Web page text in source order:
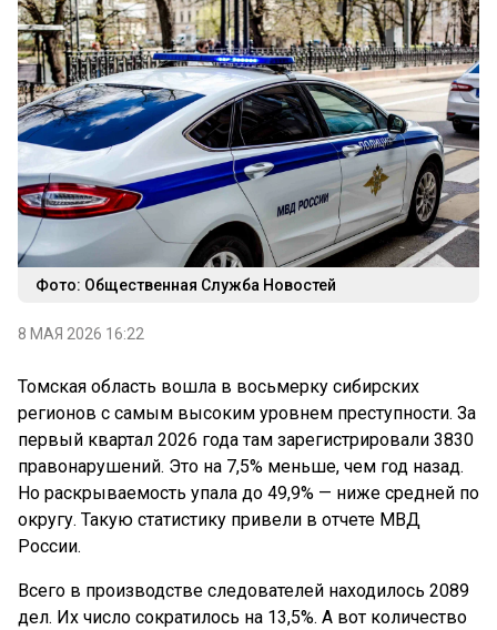
Фото: Общественная Служба Новостей
8 МАЯ 2026 16:22
Томская область вошла в восьмерку сибирских
регионов с самым высоким уровнем преступности. За
первый квартал 2026 года там зарегистрировали 3830
правонарушений. Это на 7,5% меньше, чем год назад.
Но раскрываемость упала до 49,9% — ниже средней по
округу. Такую статистику привели в отчете МВД
России.
Всего в производстве следователей находилось 2089
дел. Их число сократилось на 13,5%. А вот количество